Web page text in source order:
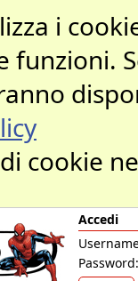
i
funzioni.
cookie
Accedi
Password: